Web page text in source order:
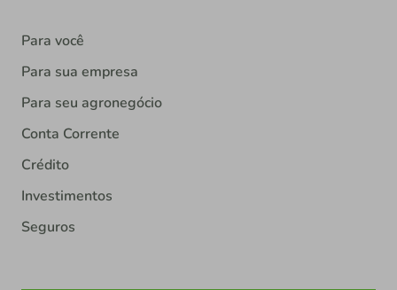
Para você
Para sua empresa
Para seu agronegócio
Conta Corrente
Crédito
Investimentos
Seguros